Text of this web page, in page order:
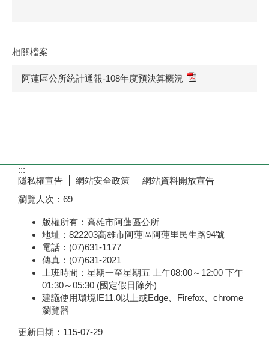
相關檔案
阿蓮區公所統計通報-108年度預決算概況
:::
隱私權宣告
網站安全政策
網站資料開放宣告
瀏覽人次： 69
版權所有：高雄市阿蓮區公所
地址：822203高雄市阿蓮區阿蓮里民生路94號
電話：(07)631-1177
傳真：(07)631-2021
上班時間：星期一至星期五 上午08:00～12:00 下午
01:30～05:30 (國定假日除外)
建議使用環境IE11.0以上或Edge、Firefox、chrome
瀏覽器
更新日期： 115-07-29